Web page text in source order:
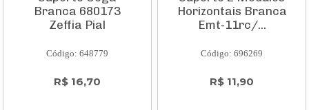
Branca 680173
Zeffia Pial
Código: 648779
R$ 16,70
Horizontais Branca
Emt-11rc/...
Código: 696269
R$ 11,90